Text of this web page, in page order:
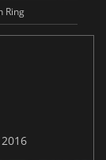
Ring